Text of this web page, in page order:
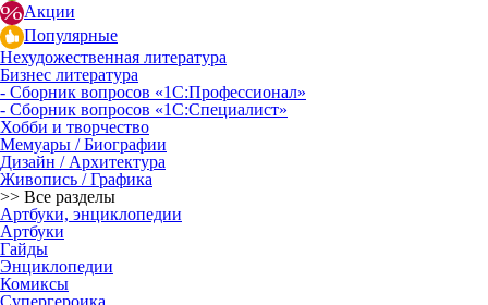
Акции
Популярные
Нехудожественная литература
Бизнес литература
- Сборник вопросов «1С:Профессионал»
- Сборник вопросов «1С:Специалист»
Хобби и творчество
Мемуары / Биографии
Дизайн / Архитектура
Живопись / Графика
>> Все разделы
Артбуки, энциклопедии
Артбуки
Гайды
Энциклопедии
Комиксы
Супергероика